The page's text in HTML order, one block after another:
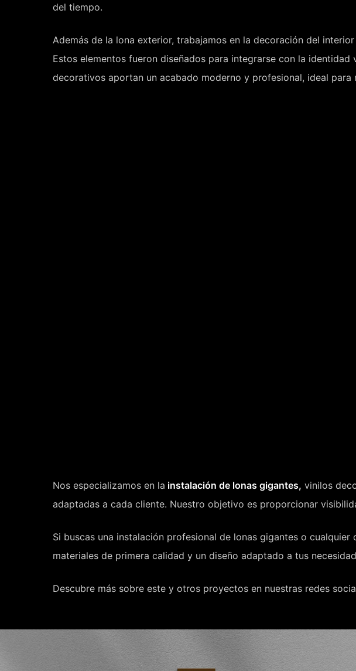
del tiempo.
Además de la lona exterior, trabajamos en la decoración del
Estos elementos fueron diseñados para integrarse con la
decorativos aportan un acabado moderno y profesional, ideal
Nos especializamos en la instalación de lonas gigantes, vinilos
adaptadas a cada cliente. Nuestro objetivo es proporcionar
Si buscas una instalación profesional de lonas gigantes o
materiales de primera calidad y un diseño adaptado a tus
Descubre más sobre este y otros proyectos en nuestras redes